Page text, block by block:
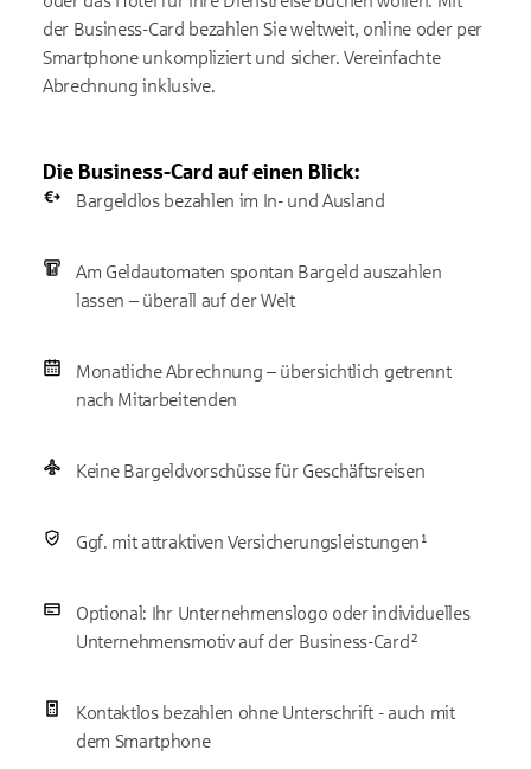
der Business-Card bezahlen Sie weltweit, online oder per
Smartphone unkompliziert und sicher. Vereinfachte
Abrechnung inklusive.
Die Business-Card auf einen Blick:
Bargeldlos bezahlen im In- und Ausland
Am Geldautomaten spontan Bargeld auszahlen
lassen – überall auf der Welt
Monatliche Abrechnung – übersichtlich getrennt
nach Mitarbeitenden
Keine Bargeldvorschüsse für Geschäftsreisen
Ggf. mit attraktiven Versicherungsleistungen¹
Optional: Ihr Unternehmenslogo oder individuelles
Unternehmensmotiv auf der Business-Card²
Kontaktlos bezahlen ohne Unterschrift - auch mit
dem Smartphone